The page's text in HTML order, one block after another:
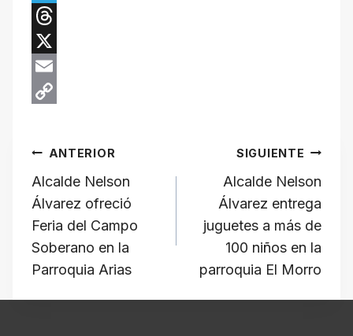
a
s
A
a
c
e
b
T
e
e
m
T
h
r
s
X
E
ly
L
i
n
Navegación
de
entradas
ANTERIOR
Alcalde Nelson
Álvarez ofreció
Feria del Campo
Soberano en la
Parroquia Arias
SIGUIENTE
Alcalde Nelson
Álvarez entrega
juguetes a más de
100 niños en la
parroquia El Morro